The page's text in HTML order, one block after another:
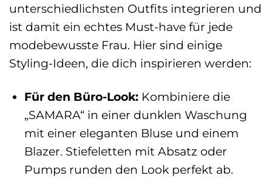
unterschiedlichsten Outfits integrieren und
ist damit ein echtes Must-have für jede
modebewusste Frau. Hier sind einige
Styling-Ideen, die dich inspirieren werden:
Für den Büro-Look:Kombiniere die
„SAMARA“ in einer dunklen Waschung
mit einer eleganten Bluse und einem
Blazer. Stiefeletten mit Absatz oder
Pumps runden den Look perfekt ab.